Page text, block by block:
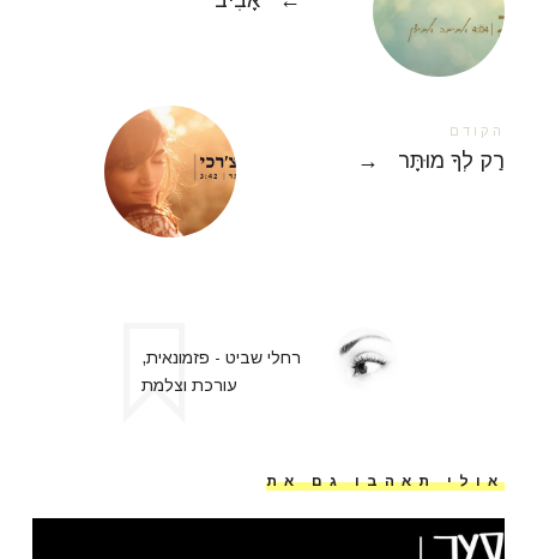
הקודם
רַק לְךָ מוּתָּר →
רחלי שביט - פזמונאית,
עורכת וצלמת
אולי תאהבו גם את